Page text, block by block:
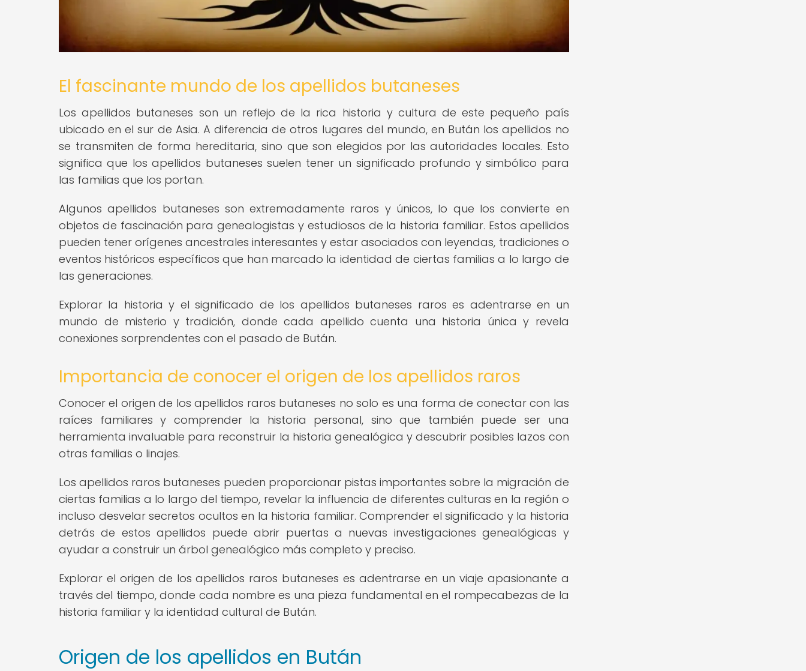
El fascinante mundo de los apellidos butaneses
Los apellidos butaneses son un reflejo de la rica historia y cultura de este pequeño país
ubicado en el sur de Asia. A diferencia de otros lugares del mundo, en Bután los apellidos no
se transmiten de forma hereditaria, sino que son elegidos por las autoridades locales. Esto
significa que los apellidos butaneses suelen tener un significado profundo y simbólico para
las familias que los portan.
Algunos apellidos butaneses son extremadamente raros y únicos, lo que los convierte en
objetos de fascinación para genealogistas y estudiosos de la historia familiar. Estos apellidos
pueden tener orígenes ancestrales interesantes y estar asociados con leyendas, tradiciones o
eventos históricos específicos que han marcado la identidad de ciertas familias a lo largo de
las generaciones.
Explorar la historia y el significado de los apellidos butaneses raros es adentrarse en un
mundo de misterio y tradición, donde cada apellido cuenta una historia única y revela
conexiones sorprendentes con el pasado de Bután.
Importancia de conocer el origen de los apellidos raros
Conocer el origen de los apellidos raros butaneses no solo es una forma de conectar con las
raíces familiares y comprender la historia personal, sino que también puede ser una
herramienta invaluable para reconstruir la historia genealógica y descubrir posibles lazos con
otras familias o linajes.
Los apellidos raros butaneses pueden proporcionar pistas importantes sobre la migración de
ciertas familias a lo largo del tiempo, revelar la influencia de diferentes culturas en la región o
incluso desvelar secretos ocultos en la historia familiar. Comprender el significado y la historia
detrás de estos apellidos puede abrir puertas a nuevas investigaciones genealógicas y
ayudar a construir un árbol genealógico más completo y preciso.
Explorar el origen de los apellidos raros butaneses es adentrarse en un viaje apasionante a
través del tiempo, donde cada nombre es una pieza fundamental en el rompecabezas de la
historia familiar y la identidad cultural de Bután.
Origen de los apellidos en Bután